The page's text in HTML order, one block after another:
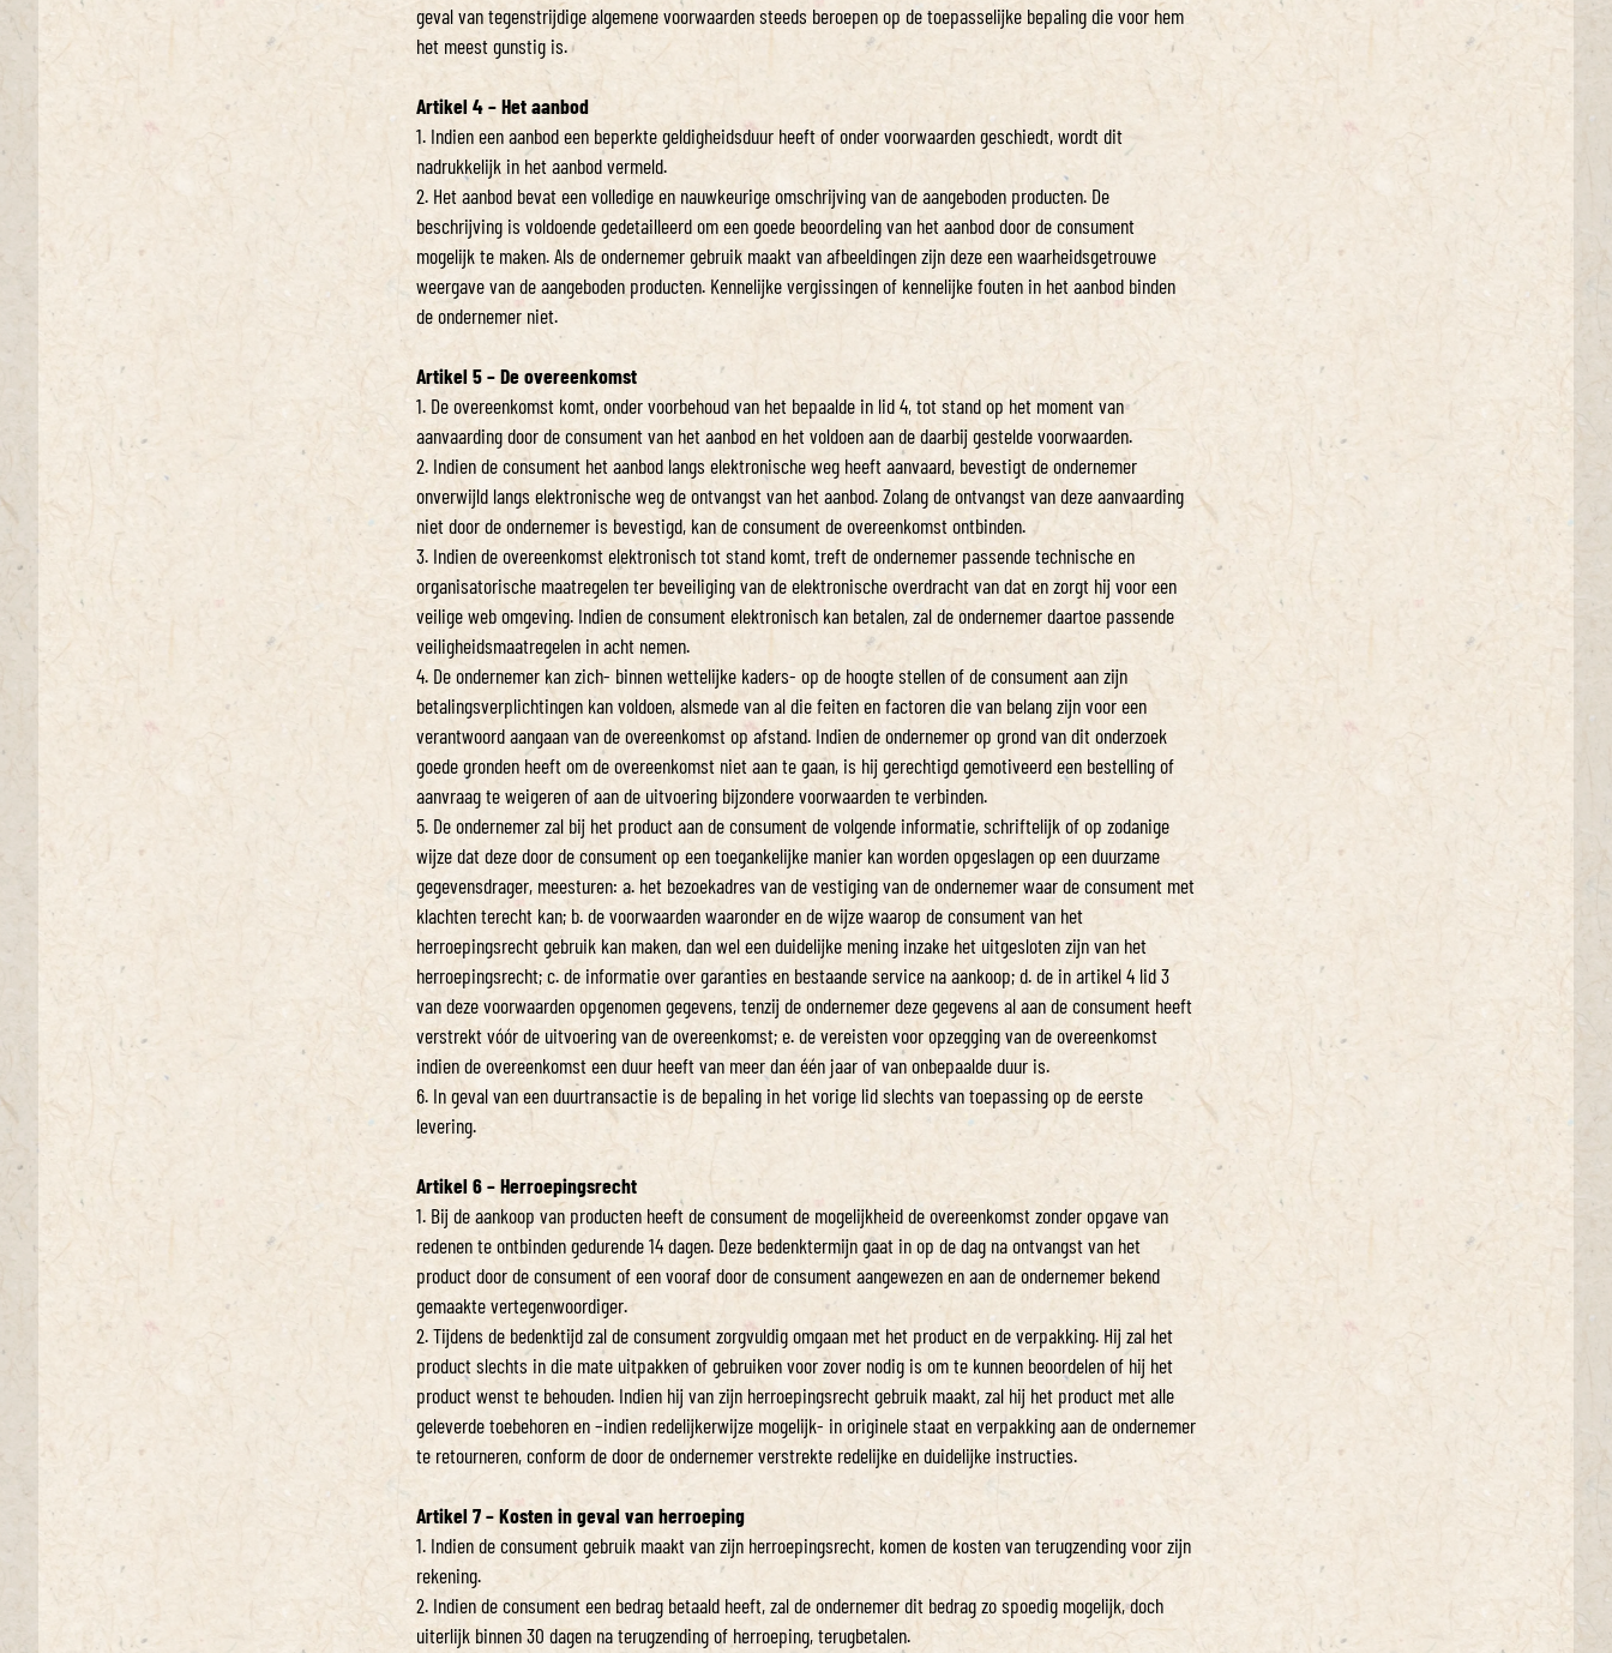
geval van tegenstrijdige algemene voorwaarden steeds beroepen op de toepasselijke bepaling die voor hem
het meest gunstig is.
Artikel 4 – Het aanbod
1. Indien een aanbod een beperkte geldigheidsduur heeft of onder voorwaarden geschiedt, wordt dit
nadrukkelijk in het aanbod vermeld.
2. Het aanbod bevat een volledige en nauwkeurige omschrijving van de aangeboden producten. De
beschrijving is voldoende gedetailleerd om een goede beoordeling van het aanbod door de consument
mogelijk te maken. Als de ondernemer gebruik maakt van afbeeldingen zijn deze een waarheidsgetrouwe
weergave van de aangeboden producten. Kennelijke vergissingen of kennelijke fouten in het aanbod binden
de ondernemer niet.
Artikel 5 – De overeenkomst
1. De overeenkomst komt, onder voorbehoud van het bepaalde in lid 4, tot stand op het moment van
aanvaarding door de consument van het aanbod en het voldoen aan de daarbij gestelde voorwaarden.
2. Indien de consument het aanbod langs elektronische weg heeft aanvaard, bevestigt de ondernemer
onverwijld langs elektronische weg de ontvangst van het aanbod. Zolang de ontvangst van deze aanvaarding
niet door de ondernemer is bevestigd, kan de consument de overeenkomst ontbinden.
3. Indien de overeenkomst elektronisch tot stand komt, treft de ondernemer passende technische en
organisatorische maatregelen ter beveiliging van de elektronische overdracht van dat en zorgt hij voor een
veilige web omgeving. Indien de consument elektronisch kan betalen, zal de ondernemer daartoe passende
veiligheidsmaatregelen in acht nemen.
4. De ondernemer kan zich- binnen wettelijke kaders- op de hoogte stellen of de consument aan zijn
betalingsverplichtingen kan voldoen, alsmede van al die feiten en factoren die van belang zijn voor een
verantwoord aangaan van de overeenkomst op afstand. Indien de ondernemer op grond van dit onderzoek
goede gronden heeft om de overeenkomst niet aan te gaan, is hij gerechtigd gemotiveerd een bestelling of
aanvraag te weigeren of aan de uitvoering bijzondere voorwaarden te verbinden.
5. De ondernemer zal bij het product aan de consument de volgende informatie, schriftelijk of op zodanige
wijze dat deze door de consument op een toegankelijke manier kan worden opgeslagen op een duurzame
gegevensdrager, meesturen: a. het bezoekadres van de vestiging van de ondernemer waar de consument met
klachten terecht kan; b. de voorwaarden waaronder en de wijze waarop de consument van het
herroepingsrecht gebruik kan maken, dan wel een duidelijke mening inzake het uitgesloten zijn van het
herroepingsrecht; c. de informatie over garanties en bestaande service na aankoop; d. de in artikel 4 lid 3
van deze voorwaarden opgenomen gegevens, tenzij de ondernemer deze gegevens al aan de consument heeft
verstrekt vóór de uitvoering van de overeenkomst; e. de vereisten voor opzegging van de overeenkomst
indien de overeenkomst een duur heeft van meer dan één jaar of van onbepaalde duur is.
6. In geval van een duurtransactie is de bepaling in het vorige lid slechts van toepassing op de eerste
levering.
Artikel 6 – Herroepingsrecht
1. Bij de aankoop van producten heeft de consument de mogelijkheid de overeenkomst zonder opgave van
redenen te ontbinden gedurende 14 dagen. Deze bedenktermijn gaat in op de dag na ontvangst van het
product door de consument of een vooraf door de consument aangewezen en aan de ondernemer bekend
gemaakte vertegenwoordiger.
2. Tijdens de bedenktijd zal de consument zorgvuldig omgaan met het product en de verpakking. Hij zal het
product slechts in die mate uitpakken of gebruiken voor zover nodig is om te kunnen beoordelen of hij het
product wenst te behouden. Indien hij van zijn herroepingsrecht gebruik maakt, zal hij het product met alle
geleverde toebehoren en –indien redelijkerwijze mogelijk- in originele staat en verpakking aan de ondernemer
te retourneren, conform de door de ondernemer verstrekte redelijke en duidelijke instructies.
Artikel 7 – Kosten in geval van herroeping
1. Indien de consument gebruik maakt van zijn herroepingsrecht, komen de kosten van terugzending voor zijn
rekening.
2. Indien de consument een bedrag betaald heeft, zal de ondernemer dit bedrag zo spoedig mogelijk, doch
uiterlijk binnen 30 dagen na terugzending of herroeping, terugbetalen.